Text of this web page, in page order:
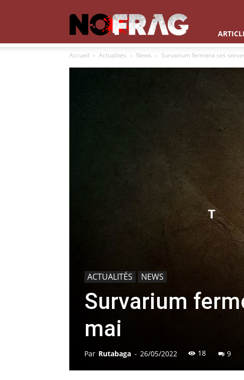
Accueil Actualités News Survarium fermera ses
ACTUALITÉS NEWS
Survarium
mai
Par Rutabaga - 26/05/2022 18 9